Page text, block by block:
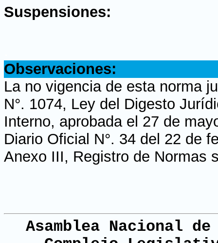
Suspensiones:
Observaciones:
La no vigencia de esta norma
N°. 1074, Ley del Digesto
Interno, aprobada el 27 de
Diario Oficial N°. 34 del 22 de
Anexo III, Registro de Normas
Asamblea Nacional